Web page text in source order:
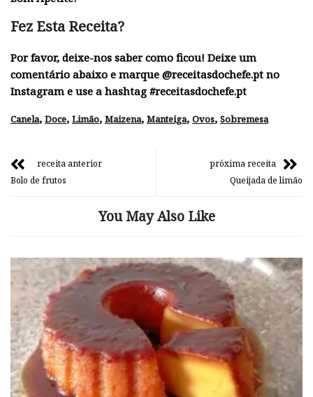
Fez Esta Receita?
Por favor, deixe-nos saber como ficou! Deixe um
comentário abaixo e marque @receitasdochefe.pt no
Instagram e use a hashtag #receitasdochefe.pt
Canela, Doce, Limão, Maizena, Manteiga, Ovos, Sobremesa
receita anterior
Bolo de frutos
próxima receita
Queijada de limão
You May Also Like